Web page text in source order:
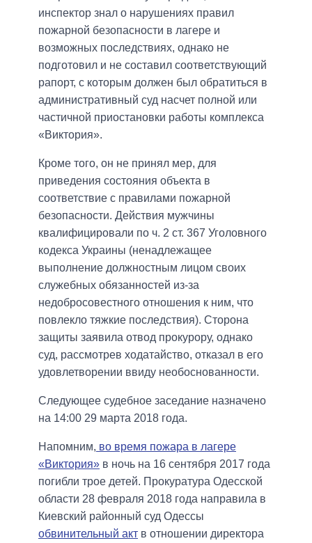
инспектор знал о нарушениях правил
пожарной безопасности в лагере и
возможных последствиях, однако не
подготовил и не составил соответствующий
рапорт, с которым должен был обратиться в
административный суд насчет полной или
частичной приостановки работы комплекса
«Виктория».
Кроме того, он не принял мер, для
приведения состояния объекта в
соответствие с правилами пожарной
безопасности. Действия мужчины
квалифицировали по ч. 2 ст. 367 Уголовного
кодекса Украины (ненадлежащее
выполнение должностным лицом своих
служебных обязанностей из-за
недобросовестного отношения к ним, что
повлекло тяжкие последствия). Сторона
защиты заявила отвод прокурору, однако
суд, рассмотрев ходатайство, отказал в его
удовлетворении ввиду необоснованности.
Следующее судебное заседание назначено
на 14:00 29 марта 2018 года.
Напомним, во время пожара в лагере
«Виктория» в ночь на 16 сентября 2017 года
погибли трое детей. Прокуратура Одесской
области 28 февраля 2018 года направила в
Киевский районный суд Одессы
обвинительный акт в отношении директора